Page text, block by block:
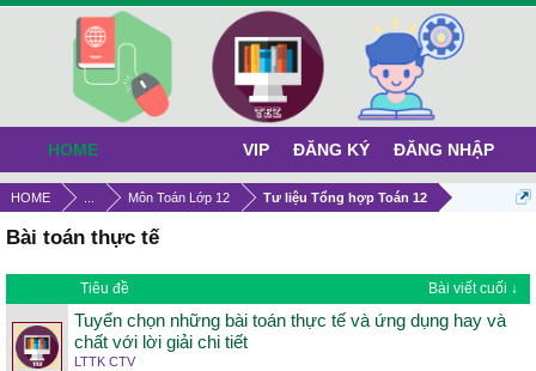
HOME Môn Toán Lớp 12 Tư liệu Tổng hợp Toán 12
Bài toán thực tế
Tiêu đề Bài viết cuối ↓
Tuyển chọn những bài toán thực tế và ứng dụng hay và
chất với lời giải chi tiết
LTTK CTV
HOME VIP ĐĂNG KÝ ĐĂNG NHẬP